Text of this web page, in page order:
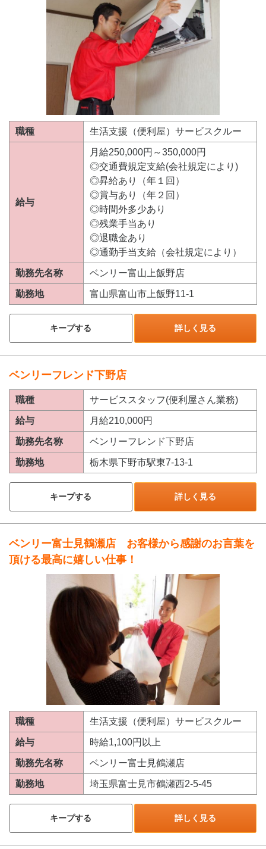
職種 生活支援（便利屋）サービスクルー
給与
月給250,000円～350,000円
◎交通費規定支給(会社規定により)
◎昇給あり（年１回）
◎賞与あり（年２回）
◎時間外多少あり
◎残業手当あり
◎退職金あり
◎通勤手当支給（会社規定により）
勤務先名称 ベンリー富山上飯野店
勤務地 富山県富山市上飯野11-1
キープする 詳しく見る
ベンリーフレンド下野店
職種 サービススタッフ(便利屋さん業務)
給与 月給210,000円
勤務先名称 ベンリーフレンド下野店
勤務地 栃木県下野市駅東7-13-1
キープする 詳しく見る
ベンリー富士見鶴瀬店 お客様から感謝のお言葉を
頂ける最高に嬉しい仕事！
職種 生活支援（便利屋）サービスクルー
給与 時給1,100円以上
勤務先名称 ベンリー富士見鶴瀬店
勤務地 埼玉県富士見市鶴瀬西2-5-45
キープする 詳しく見る